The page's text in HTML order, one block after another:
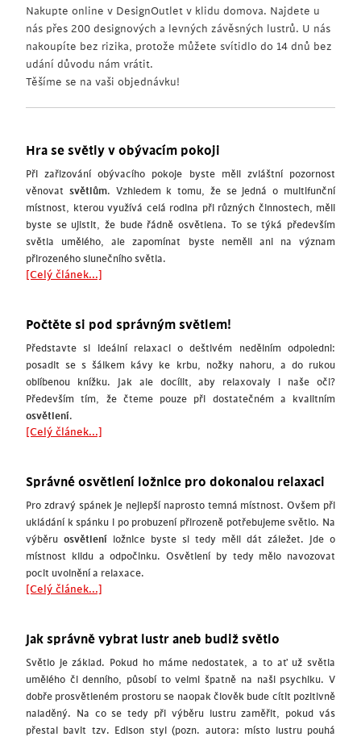
Nakupte online v DesignOutlet v klidu domova. Najdete u
nás přes 200 designových a levných závěsných lustrů. U nás
nakoupíte bez rizika, protože můžete svítidlo do 14 dnů bez
udání důvodu nám vrátit.
Těšíme se na vaši objednávku!
Hra se světly v obývacím pokoji
Při zařizování obývacího pokoje byste měli zvláštní pozornost
věnovat světlům. Vzhledem k tomu, že se jedná o multifunční
místnost, kterou využívá celá rodina při různých činnostech, měli
byste se ujistit, že bude řádně osvětlena. To se týká především
světla umělého, ale zapomínat byste neměli ani na význam
přirozeného slunečního světla.
[Celý článek...]
Počtěte si pod správným světlem!
Představte si ideální relaxaci o deštivém nedělním odpoledni:
posadit se s šálkem kávy ke krbu, nožky nahoru, a do rukou
oblíbenou knížku. Jak ale docílit, aby relaxovaly i naše oči?
Především tím, že čteme pouze při dostatečném a kvalitním
osvětlení.
[Celý článek...]
Správné osvětlení ložnice pro dokonalou relaxaci
Pro zdravý spánek je nejlepší naprosto temná místnost. Ovšem při
ukládání k spánku i po probuzení přirozeně potřebujeme světlo. Na
výběru osvětlení ložnice byste si tedy měli dát záležet. Jde o
místnost klidu a odpočinku. Osvětlení by tedy mělo navozovat
pocit uvolnění a relaxace.
[Celý článek...]
Jak správně vybrat lustr aneb budiž světlo
Světlo je základ. Pokud ho máme nedostatek, a to ať už světla
umělého či denního, působí to velmi špatně na naši psychiku. V
dobře prosvětleném prostoru se naopak člověk bude cítit pozitivně
naladěný. Na co se tedy při výběru lustru zaměřit, pokud vás
přestal bavit tzv. Edison styl (pozn. autora: místo lustru pouhá